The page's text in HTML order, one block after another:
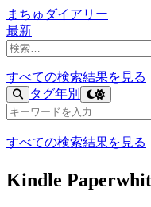
まちゅダイアリー
最新
記事を検索
すべての検索結果を見る
タグ年別
記事を検索
すべての検索結果を見る
Kindle